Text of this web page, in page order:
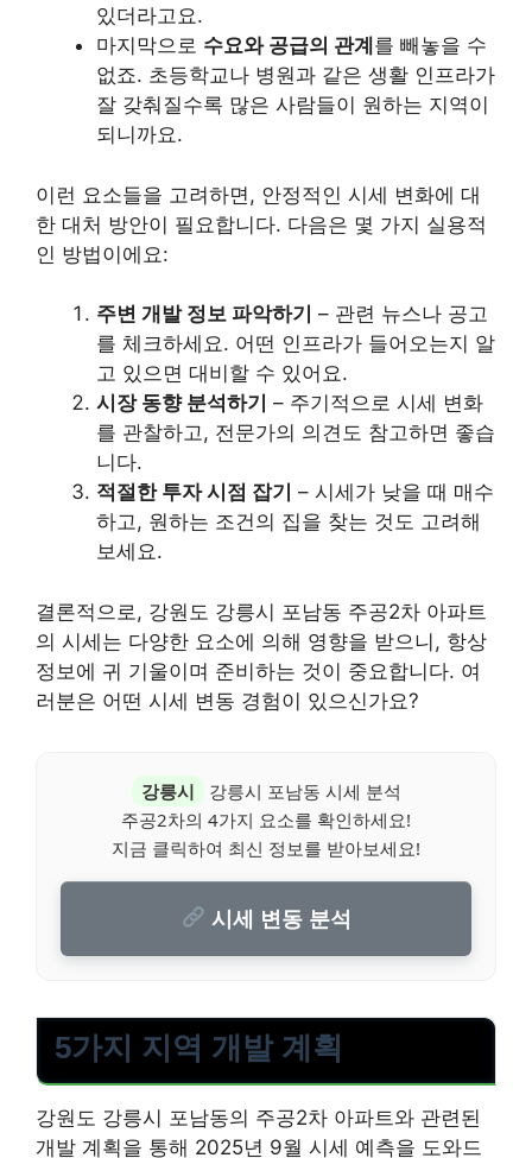
있더라고요.
마지막으로 수요와 공급의 관계 를 빼놓을 수
없죠. 초등학교나 병원과 같은 생활 인프라가
잘 갖춰질수록 많은 사람들이 원하는 지역이
되니까요.
이런 요소들을 고려하면, 안정적인 시세 변화에 대
한 대처 방안이 필요합니다. 다음은 몇 가지 실용적
인 방법이에요:
주변 개발 정보 파악하기 – 관련 뉴스나 공고
를 체크하세요. 어떤 인프라가 들어오는지 알
고 있으면 대비할 수 있어요.
시장 동향 분석하기 – 주기적으로 시세 변화
를 관찰하고, 전문가의 의견도 참고하면 좋습
니다.
적절한 투자 시점 잡기 – 시세가 낮을 때 매수
하고, 원하는 조건의 집을 찾는 것도 고려해
보세요.
결론적으로, 강원도 강릉시 포남동 주공2차 아파트
의 시세는 다양한 요소에 의해 영향을 받으니, 항상
정보에 귀 기울이며 준비하는 것이 중요합니다. 여
러분은 어떤 시세 변동 경험이 있으신가요?
강릉시
강릉시 포남동 시세 분석
주공2차의 4가지 요소를 확인하세요!
지금 클릭하여 최신 정보를 받아보세요!
시세 변동 분석
5가지 지역 개발 계획
강원도 강릉시 포남동의 주공2차 아파트와 관련된
개발 계획을 통해 2025년 9월 시세 예측을 도와드